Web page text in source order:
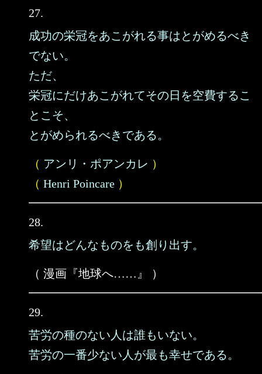
27.
成功の栄冠をあこがれる事はとがめるべき
でない。
ただ、
栄冠にだけあこがれてその日を空費するこ
とこそ、
とがめられるべきである。
（ アンリ・ポアンカレ ）
（ Henri Poincare ）
28.
希望はどんなものをも創り出す。
（ 漫画『地球へ……』 ）
29.
苦労の種のない人は誰もいない。
苦労の一番少ない人が最も幸せである。